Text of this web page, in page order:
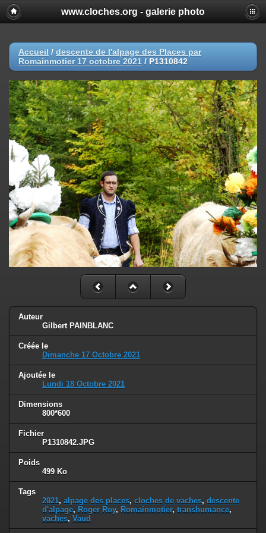
www.cloches.org - galerie photo
Accueil / descente de l'alpage des Places par
Romainmotier 17 octobre 2021 / P1310842
Auteur
Gilbert PAINBLANC
Créée le
Dimanche 17 Octobre 2021
Ajoutée le
Lundi 18 Octobre 2021
Dimensions
800*600
Fichier
P1310842.JPG
Poids
499 Ko
Tags
2021, alpage des places, cloches de vaches, descente
d'alpage, Roger Roy, Romainmotier, transhumance,
vaches, Vaud